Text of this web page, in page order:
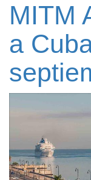
MITM
a